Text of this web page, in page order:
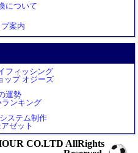
について
案内
フィッシング
ップ オジーズ
運勢
ンキング
ステム制作
ゼット
CO.LTD AllRights